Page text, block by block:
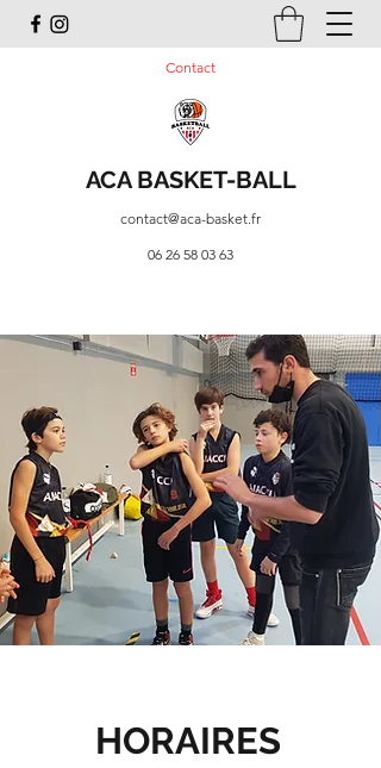
Contact
ACA BASKET-BALL
contact@aca-basket.fr
06 26 58 03 63
HORAIRES